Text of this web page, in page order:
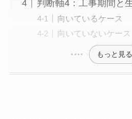
判断軸4：工事期間と
向いているケース
向いていないケース
もっと見る